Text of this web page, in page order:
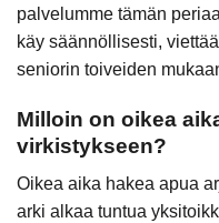
palvelumme tämän
käy säännöllisesti,
seniorin toiveiden
Milloin on oikea
virkistykseen?
Oikea aika hakea apua
arki alkaa tuntua